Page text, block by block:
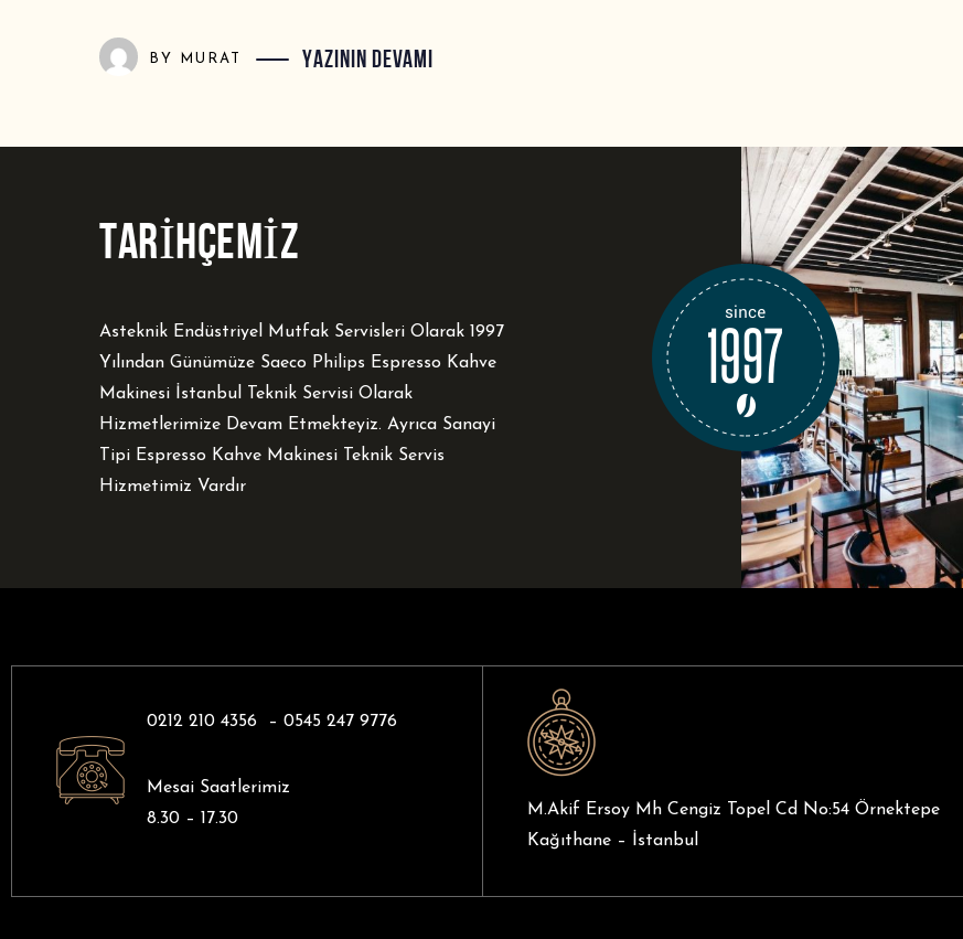
BY MURAT YAZININ DEVAMI
TARİHÇEMİZ
Asteknik Endüstriyel Mutfak Servisleri Olarak 1997
Yılından Günümüze Saeco Philips Espresso Kahve
Makinesi İstanbul Teknik Servisi Olarak
Hizmetlerimize Devam Etmekteyiz. Ayrıca Sanayi
Tipi Espresso Kahve Makinesi Teknik Servis
Hizmetimiz Vardır
0212 210 4356 – 0545 247 9776
Mesai Saatlerimiz
8.30 – 17.30
M.Akif Ersoy Mh Cengiz Topel Cd No:54 Örnektepe
Kağıthane – İstanbul